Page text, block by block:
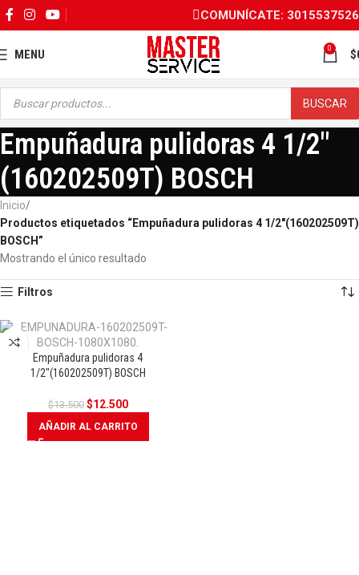
COMUNÍCATE: 3015537526
MENU 0 $
BUSCAR
Empuñadura pulidoras 4 1/2"
(160202509T) BOSCH
Inicio
Productos etiquetados “Empuñadura pulidoras 4 1/2"(160202509T)
BOSCH”
Mostrando el único resultado
Filtros
OFERTA
Empuñadura pulidoras 4
1/2″(160202509T) BOSCH
$13.500 $12.500
AÑADIR AL CARRITO